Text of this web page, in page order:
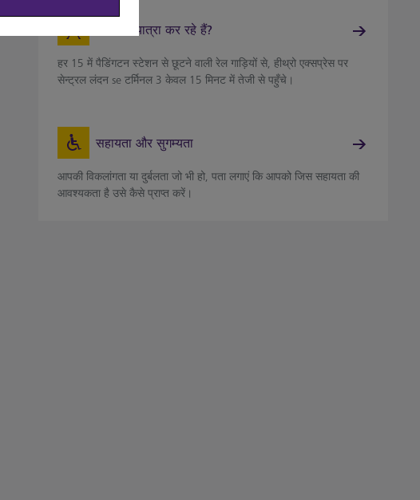
लंदन से यात्रा कर रहे हैं?
हर 15 में पैडिंगटन स्टेशन से छूटने वाली रेल गाड़ियों से, हीथ्रो एक्सप्रेस पर
सेन्ट्रल लंदन se टर्मिनल 3 केवल 15 मिनट में तेजी से पहुँचे।
सहायता और सुगम्यता
आपकी विकलांगता या दुर्बलता जो भी हो, पता लगाएं कि आपको जिस सहायता की
आवश्यकता है उसे कैसे प्राप्त करें।